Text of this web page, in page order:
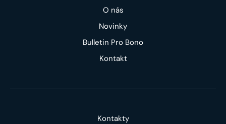
O nás
Novinky
Bulletin Pro Bono
Kontakt
Kontakty